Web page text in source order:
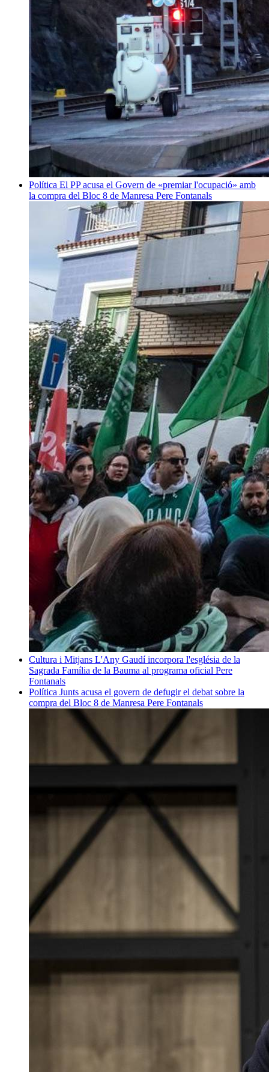
Política El PP acusa el Govern de «premiar l'ocupació» amb
la compra del Bloc 8 de Manresa Pere Fontanals
Cultura i Mitjans L'Any Gaudí incorpora l'església de la
Sagrada Família de la Bauma al programa oficial Pere
Fontanals
Política Junts acusa el govern de defugir el debat sobre la
compra del Bloc 8 de Manresa Pere Fontanals